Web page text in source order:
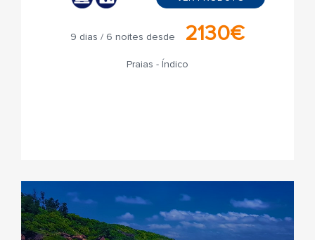
9 dias / 6 noites desde 2130€
Praias - Índico